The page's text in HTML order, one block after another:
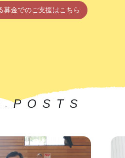
募金でのご支援はこちら
-POSTS